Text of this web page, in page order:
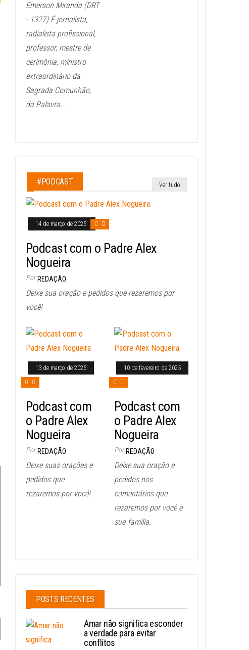
Emerson Miranda (DRT
- 1327) É jornalista,
radialista profissional,
professor, mestre de
cerimônia, ministro
extraordinário da
Sagrada Comunhão,
da Palavra...
#PODCAST Ver tudo
14 de março de 2025 0
Podcast com o Padre Alex
Nogueira
Por REDAÇÃO
Deixe sua oração e pedidos que rezaremos por
você!
13 de março de 2025
0
Podcast com
o Padre Alex
Nogueira
Por REDAÇÃO
Deixe suas orações e
pedidos que
rezaremos por você!
10 de fevereiro de 2025
0
Podcast com
o Padre Alex
Nogueira
Por REDAÇÃO
Deixe sua oração e
pedidos nos
comentários que
rezaremos por você e
sua família.
POSTS RECENTES
Amar não significa esconder
a verdade para evitar
conflitos